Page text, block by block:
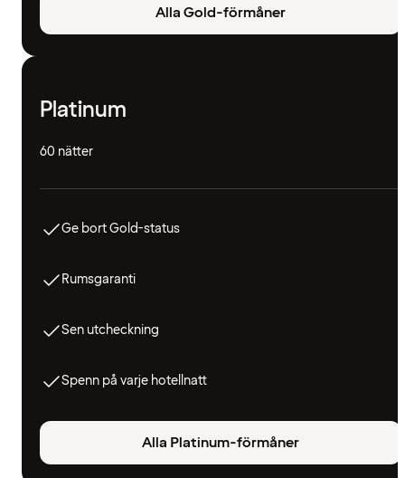
Alla Gold-förmåner
Platinum
60 nätter
Ge bort Gold-status
Rumsgaranti
Sen utcheckning
Spenn på varje hotellnatt
Alla Platinum-förmåner